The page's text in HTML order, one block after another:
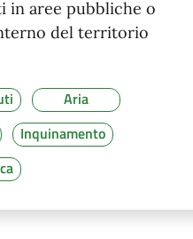
in aree pubbliche o
del territorio
Aria
Inquinamento